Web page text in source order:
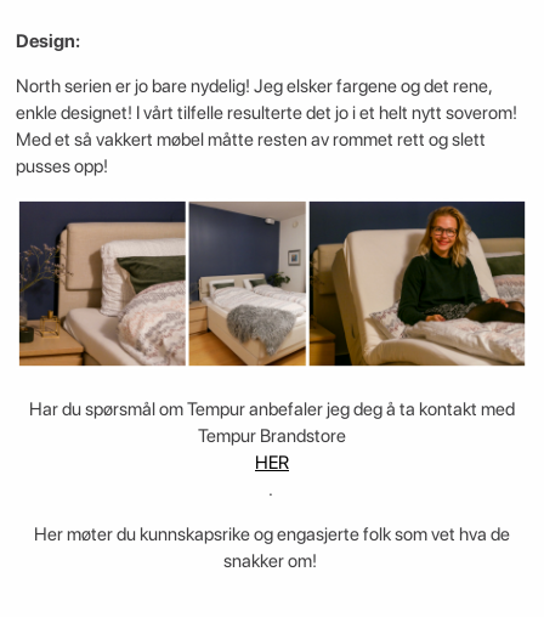
Design:
North serien er jo bare nydelig! Jeg elsker fargene og det rene,
enkle designet! I vårt tilfelle resulterte det jo i et helt nytt soverom!
Med et så vakkert møbel måtte resten av rommet rett og slett
pusses opp!
Har du spørsmål om Tempur anbefaler jeg deg å ta kontakt med
Tempur Brandstore
HER
.
Her møter du kunnskapsrike og engasjerte folk som vet hva de
snakker om!